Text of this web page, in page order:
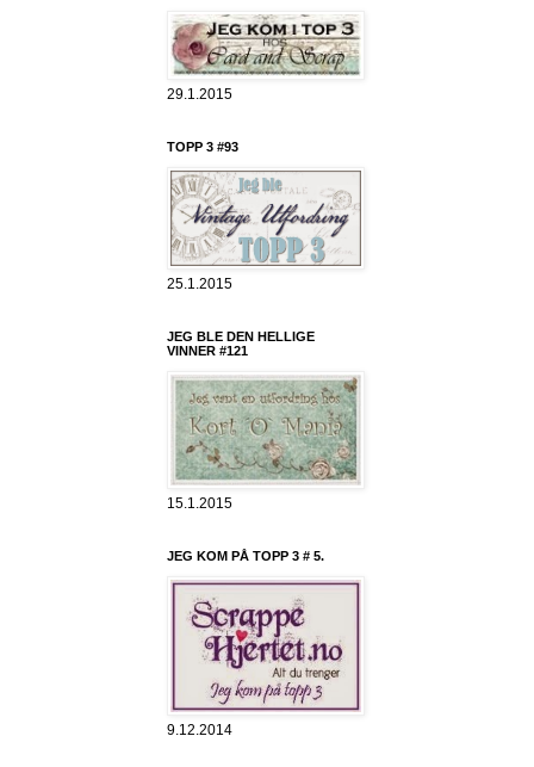
29.1.2015
TOPP 3 #93
25.1.2015
JEG BLE DEN HELLIGE
VINNER #121
15.1.2015
JEG KOM PÅ TOPP 3 # 5.
9.12.2014